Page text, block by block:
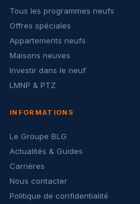
Tous les programmes neufs
Offres spéciales
Appartements neufs
Maisons neuves
Investir dans le neuf
LMNP & PTZ
INFORMATIONS
Le Groupe BLG
Actualités & Guides
Carrières
Nous contacter
Politique de confidentialité